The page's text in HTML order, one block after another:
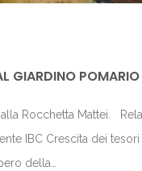
GIARDINO
alla Rocchetta Mattei.
IBC Crescita dei
della…